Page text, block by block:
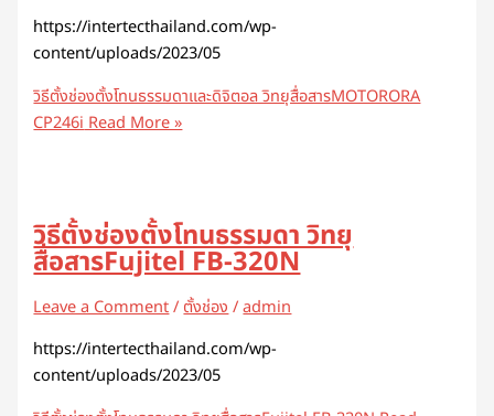
https://intertecthailand.com/wp-
content/uploads/2023/05
วิธีตั้งช่องตั้งโทนธรรมดาและดิจิตอล วิทยุสื่อสารMOTORORA
CP246iRead More »
วิธีตั้งช่องตั้งโทนธรรมดา วิทยุ
สื่อสารFujitel FB-320N
Leave a Comment/ตั้งช่อง/admin
https://intertecthailand.com/wp-
content/uploads/2023/05